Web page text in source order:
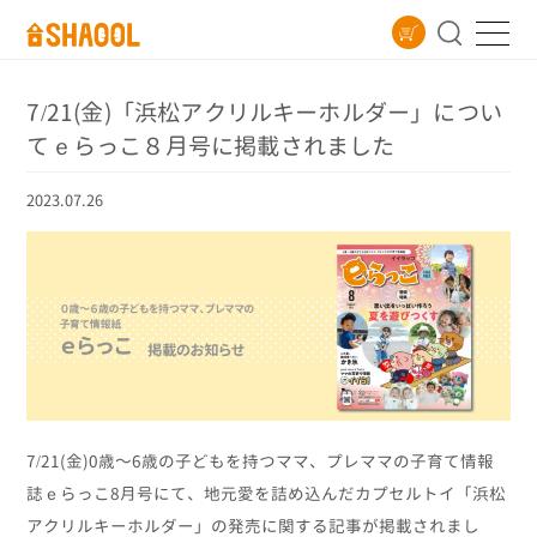
7/21(金)「浜松アクリルキーホルダー」につい
てｅらっこ８月号に掲載されました
2023.07.26
7/21(金)0歳～6歳の子どもを持つママ、プレママの子育て情報
誌ｅらっこ8月号にて、地元愛を詰め込んだカプセルトイ「浜松
アクリルキーホルダー」の発売に関する記事が掲載されまし